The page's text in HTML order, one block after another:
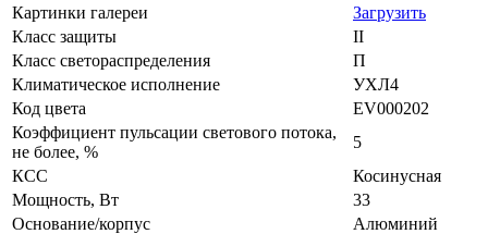
Картинки галереи
Загрузить
Класс защиты
II
Класс светораспределения
П
Климатическое исполнение
УХЛ4
Код цвета
EV000202
Коэффициент пульсации светового потока,
не более, %
5
КСС
Косинусная
Мощность, Вт
33
Основание/корпус
Алюминий